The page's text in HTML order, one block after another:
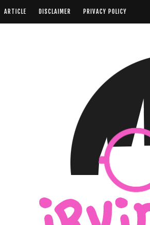
ARTICLE DISCLAIMER PRIVACY POLICY